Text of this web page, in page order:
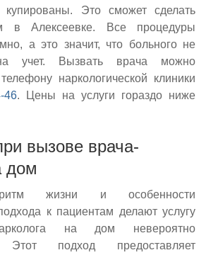
Это сможет сделать
в Алексеевке. Все процедуры
а это значит, что больного не
учет. Вызвать врача можно
наркологической клиники
46. Цены на услуги гораздо ниже
вызове врача-
дом
жизни и особенности
к пациентам делают услугу
на дом невероятно
Этот подход предоставляет